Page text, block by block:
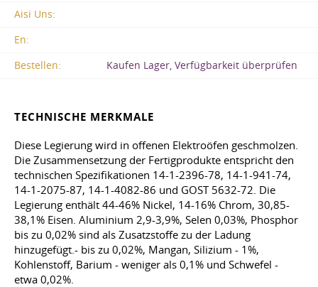
Aisi Uns:
En:
Bestellen:
Kaufen Lager, Verfügbarkeit überprüfen
TECHNISCHE MERKMALE
Diese Legierung wird in offenen Elektroöfen geschmolzen.
Die Zusammensetzung der Fertigprodukte entspricht den
technischen Spezifikationen 14-1-2396-78, 14-1-941-74,
14-1-2075-87, 14-1-4082-86 und GOST 5632-72 . Die
Legierung enthält 44-46% Nickel, 14-16% Chrom, 30,85-
38,1% Eisen. Aluminium 2,9-3,9%, Selen 0,03%, Phosphor
bis zu 0,02% sind als Zusatzstoffe zu der Ladung
hinzugefügt.- bis zu 0,02%, Mangan, Silizium - 1%,
Kohlenstoff, Barium - weniger als 0,1% und Schwefel -
etwa 0,02%.